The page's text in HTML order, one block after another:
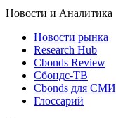
Новости и Аналитика
Новости рынка
Research Hub
Cbonds Review
Сбондс-ТВ
Cbonds для СМИ
Глоссарий